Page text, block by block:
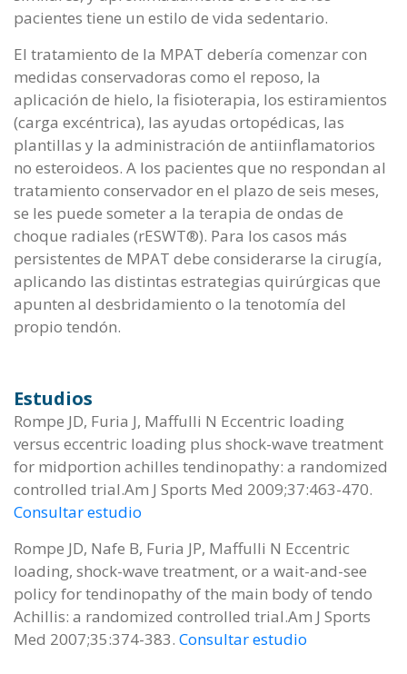
pacientes tiene un estilo de vida sedentario.
El tratamiento de la MPAT debería comenzar con
medidas conservadoras como el reposo, la
aplicación de hielo, la fisioterapia, los estiramientos
(carga excéntrica), las ayudas ortopédicas, las
plantillas y la administración de antiinflamatorios
no esteroideos. A los pacientes que no respondan al
tratamiento conservador en el plazo de seis meses,
se les puede someter a la terapia de ondas de
choque radiales (rESWT®). Para los casos más
persistentes de MPAT debe considerarse la cirugía,
aplicando las distintas estrategias quirúrgicas que
apunten al desbridamiento o la tenotomía del
propio tendón.
Estudios
Rompe JD, Furia J, Maffulli N Eccentric loading
versus eccentric loading plus shock-wave treatment
for midportion achilles tendinopathy: a randomized
controlled trial.Am J Sports Med 2009;37:463-470.
Consultar estudio
Rompe JD, Nafe B, Furia JP, Maffulli N Eccentric
loading, shock-wave treatment, or a wait-and-see
policy for tendinopathy of the main body of tendo
Achillis: a randomized controlled trial.Am J Sports
Med 2007;35:374-383. Consultar estudio